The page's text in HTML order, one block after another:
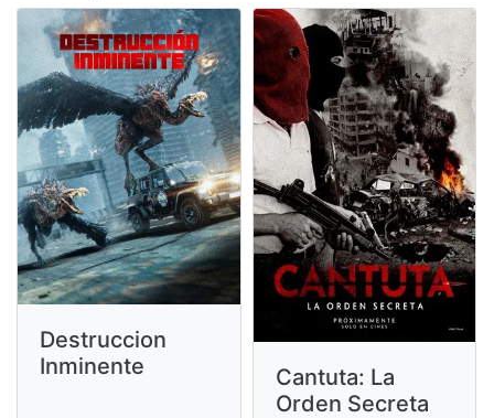
Destruccion
Inminente
Cantuta: La
Orden Secreta